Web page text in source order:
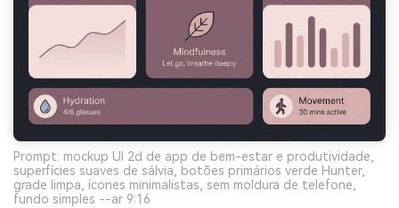
Prompt: mockup UI 2d de app de bem-estar e produtividade,
superfícies suaves de sálvia, botões primários verde Hunter,
grade limpa, ícones minimalistas, sem moldura de telefone,
fundo simples --ar 9:16